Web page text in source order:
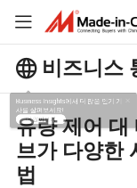
비즈니스
Business
사를 살펴보세
더 많이보기
유량 제어 대
브가 다양한
법